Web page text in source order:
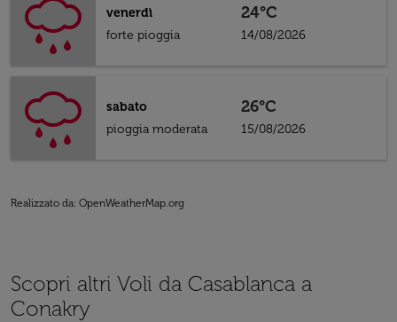
venerdì
forte pioggia
24°C
14/08/2026
sabato
pioggia moderata
26°C
15/08/2026
Realizzato da: OpenWeatherMap.org
Scopri altri Voli da Casablanca a
Conakry